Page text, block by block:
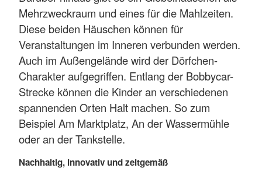
Mehrzweckraum und eines für die Mahlzeiten.
Diese beiden Häuschen können für
Veranstaltungen im Inneren verbunden werden.
Auch im Außengelände wird der Dörfchen-
Charakter aufgegriffen. Entlang der Bobbycar-
Strecke können die Kinder an verschiedenen
spannenden Orten Halt machen. So zum
Beispiel Am Marktplatz, An der Wassermühle
oder an der Tankstelle.
Nachhaltig, innovativ und zeitgemäß